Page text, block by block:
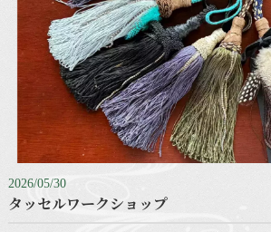
2026/05/30
タッセルワークショップ